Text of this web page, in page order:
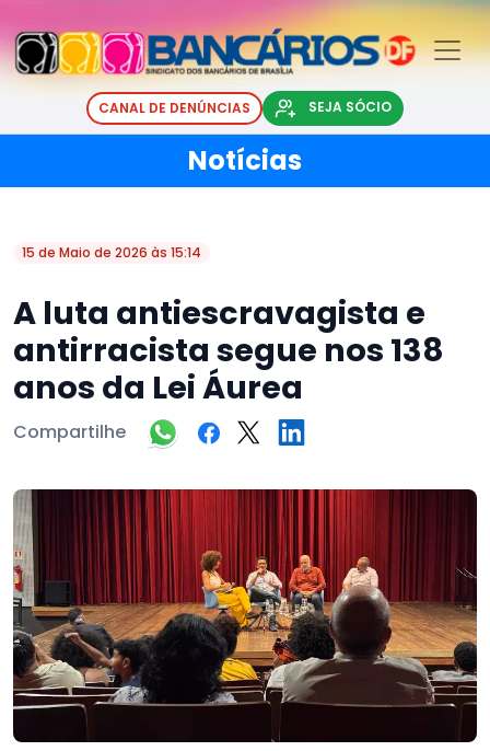
CANAL DE DENÚNCIAS SEJA SÓCIO
Notícias
15 de Maio de 2026 às 15:14
A luta antiescravagista e
antirracista segue nos 138
anos da Lei Áurea
Compartilhe